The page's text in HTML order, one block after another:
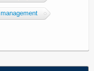
management